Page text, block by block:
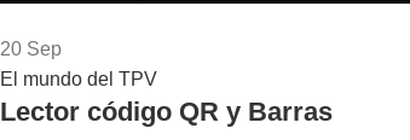
20 Sep
El mundo del TPV
Lector código QR y Barras